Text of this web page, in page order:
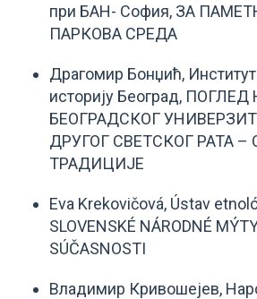
при БАН- София, ЗА
ПАРКОВА СРЕДА
Драгомир Бонџић,
историју Београд,
БЕОГРАДСКОГ
ДРУГОГ СВЕТСКОГ РАТА
ТРАДИЦИЈЕ
Eva Krekovičová, Ústav
SLOVENSKÉ NÁRODNÉ
SÚČASNOSTI
Владимир Кривошејев,